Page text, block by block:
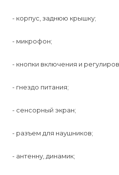
- корпус, заднюю крышку;
- микрофон;
- кнопки включения и
- гнездо питания;
- сенсорный экран;
- разъем для наушников;
- антенну, динамик;